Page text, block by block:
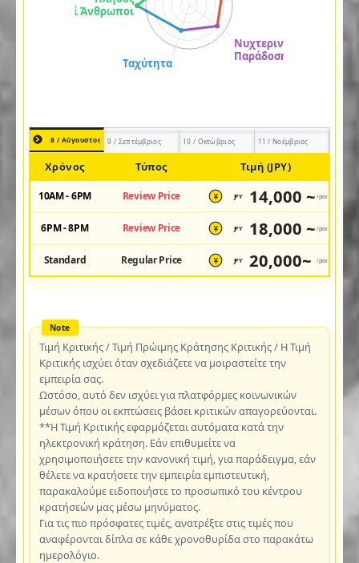
8 / Αύγουστος 9 / Σεπτέμβριος 10 / Οκτώβριος 11 / Νοέμβριος
Χρόνος Τύπος Τιμή (JPY)
10AM - 6PM Review Price ¥ JPY 14,000 ~ /pax
6PM - 8PM Review Price ¥ JPY 18,000 ~ /pax
Standard Regular Price ¥ JPY 20,000~ /pax
Τιμή Κριτικής / Τιμή Πρώιμης Κράτησης Κριτικής / Η Τιμή
Κριτικής ισχύει όταν σχεδιάζετε να μοιραστείτε την
εμπειρία σας.
Ωστόσο, αυτό δεν ισχύει για πλατφόρμες κοινωνικών
μέσων όπου οι εκπτώσεις βάσει κριτικών απαγορεύονται.
**Η Τιμή Κριτικής εφαρμόζεται αυτόματα κατά την
ηλεκτρονική κράτηση. Εάν επιθυμείτε να
χρησιμοποιήσετε την κανονική τιμή, για παράδειγμα, εάν
θέλετε να κρατήσετε την εμπειρία εμπιστευτική,
παρακαλούμε ειδοποιήστε το προσωπικό του κέντρου
κρατήσεών μας μέσω μηνύματος.
Για τις πιο πρόσφατες τιμές, ανατρέξτε στις τιμές που
αναφέρονται δίπλα σε κάθε χρονοθυρίδα στο παρακάτω
ημερολόγιο.